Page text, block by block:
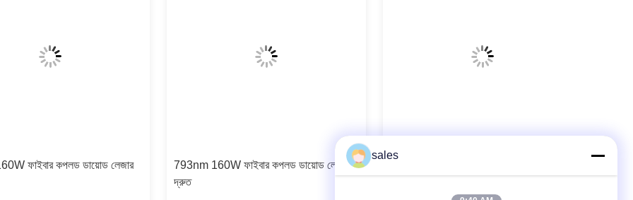
ফাইবার কপলড ডায়োড লেজার
793nm 160W ফাইবার কপলড ডায়োড লেজার
দ্রুত
sales